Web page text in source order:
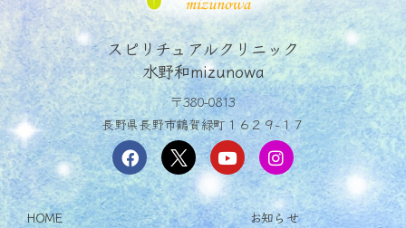
スピリチュアルクリニック
水野和mizunowa
〒380-0813
長野県長野市鶴賀緑町１６２９−１７
HOME
お知らせ